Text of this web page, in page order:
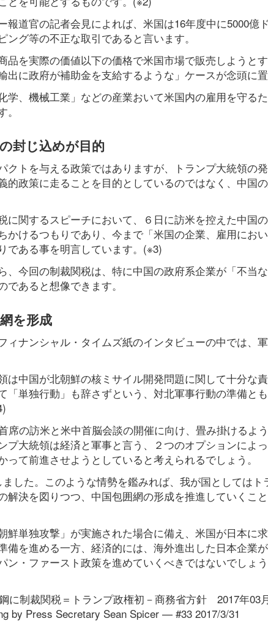
報道官の記者会見によれば、米国は16年度中に5000億
グ等の不正な取引であると言います。
を実際の価値以下の価格で米国市場で販売しようとす
に政府が補助金を支給するような」ケースが念頭に置
学、機械工業」などの産業おいて米国内の雇用を守る
封じ込めが目的
クトを与える政策ではありますが、トランプ大統領の
的政策に走ることを目的としているのではなく、中国
に関するスピーチにおいて、６日に訪米を控えた中国
かけるつもりであり、今まで「米国の企業、雇用にお
である事を明言しています。(※3)
、今回の制裁関税は、特に中国の政府系企業が「不当
あると想像できます。
を形成
ィナンシャル・タイムズ紙のインタビューの中では、
は中国が北朝鮮の核ミサイル開発問題に関して十分な
「単独行動」も辞さずという、対北軍事行動の準備と
席の訪米と米中首脳会談の開催に向け、畳み掛けるよ
プ大統領は経済と軍事と言う、２つのオプションによ
て前進させようとしていると考えられるでしょう。
した。このような情勢を鑑みれば、我が国としてはト
解決を図りつつ、中国包囲網の形成を推進していくこ
鮮単独攻撃」が実施された場合に備え、米国が日本に
備を進める一方、経済的には、海外進出した日本企業
・ファースト政策を進めていくべきではないでしょう
に制裁関税＝トランプ政権初－商務省方針 2017年03
by Press Secretary Sean Spicer — #33 2017/3/31